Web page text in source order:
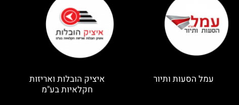
עמל הסעות ותיור
איציק הובלות ואריזות
חקלאיות בע"מ